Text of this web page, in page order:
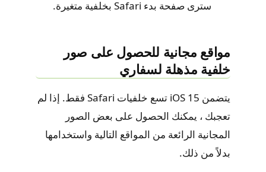
سترى صفحة بدء Safari بخلفية متغيرة.
مواقع مجانية للحصول على صور
خلفية مذهلة لسفاري
يتضمن iOS 15 تسع خلفيات Safari فقط. إذا لم
تعجبك ، يمكنك الحصول على بعض الصور
المجانية الرائعة من المواقع التالية واستخدامها
بدلاً من ذلك.